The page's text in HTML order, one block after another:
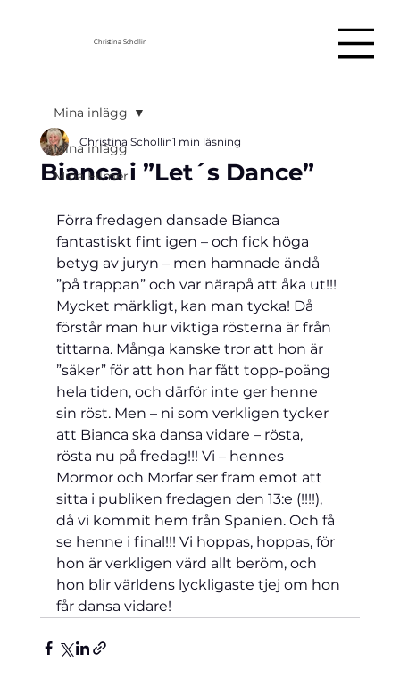
Christina Schollin
Mina inlägg
Mina Filmer
Mina inlägg
Bianca i ”Let´s Dance”
Christina Schollin1 min läsning
Förra fredagen dansade Bianca
fantastiskt fint igen – och fick höga
betyg av juryn – men hamnade ändå
”på trappan” och var närapå att åka ut!!!
Mycket märkligt, kan man tycka! Då
förstår man hur viktiga rösterna är från
tittarna. Många kanske tror att hon är
”säker” för att hon har fått topp-poäng
hela tiden, och därför inte ger henne
sin röst. Men – ni som verkligen tycker
att Bianca ska dansa vidare – rösta,
rösta nu på fredag!!! Vi – hennes
Mormor och Morfar ser fram emot att
sitta i publiken fredagen den 13:e (!!!!),
då vi kommit hem från Spanien. Och få
se henne i final!!! Vi hoppas, hoppas, för
hon är verkligen värd allt beröm, och
hon blir världens lyckligaste tjej om hon
får dansa vidare!